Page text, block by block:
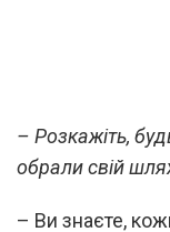
– Розкажіть,
обрали свій
– Ви знаєте,